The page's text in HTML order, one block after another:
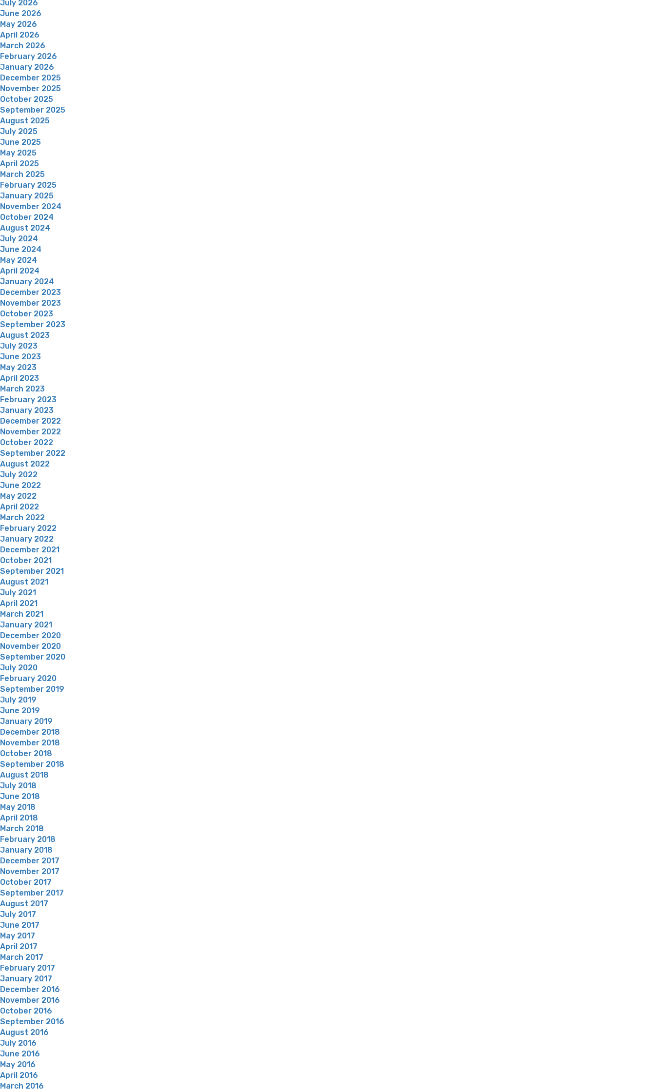
July 2026
June 2026
May 2026
April 2026
March 2026
February 2026
January 2026
December 2025
November 2025
October 2025
September 2025
August 2025
July 2025
June 2025
May 2025
April 2025
March 2025
February 2025
January 2025
November 2024
October 2024
August 2024
July 2024
June 2024
May 2024
April 2024
January 2024
December 2023
November 2023
October 2023
September 2023
August 2023
July 2023
June 2023
May 2023
April 2023
March 2023
February 2023
January 2023
December 2022
November 2022
October 2022
September 2022
August 2022
July 2022
June 2022
May 2022
April 2022
March 2022
February 2022
January 2022
December 2021
October 2021
September 2021
August 2021
July 2021
April 2021
March 2021
January 2021
December 2020
November 2020
September 2020
July 2020
February 2020
September 2019
July 2019
June 2019
January 2019
December 2018
November 2018
October 2018
September 2018
August 2018
July 2018
June 2018
May 2018
April 2018
March 2018
February 2018
January 2018
December 2017
November 2017
October 2017
September 2017
August 2017
July 2017
June 2017
May 2017
April 2017
March 2017
February 2017
January 2017
December 2016
November 2016
October 2016
September 2016
August 2016
July 2016
June 2016
May 2016
April 2016
March 2016